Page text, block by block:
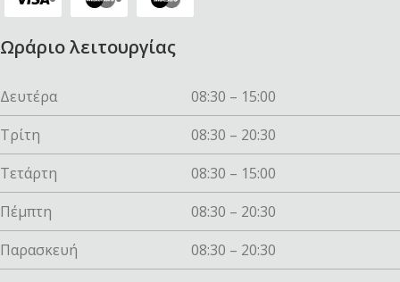
Ωράριο λειτουργίας
Δευτέρα
08:30 – 15:00
Τρίτη
08:30 – 20:30
Τετάρτη
08:30 – 15:00
Πέμπτη
08:30 – 20:30
Παρασκευή
08:30 – 20:30